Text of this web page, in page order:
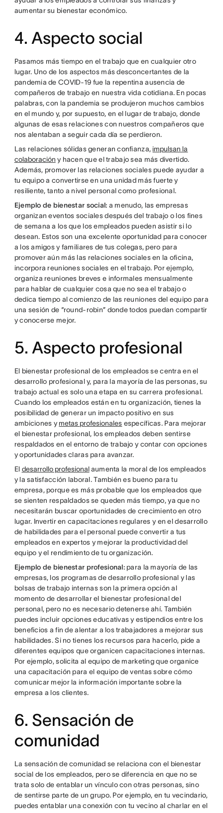
aumentar su bienestar económico.
4. Aspecto social
Pasamos más tiempo en el trabajo que en cualquier otro
lugar. Uno de los aspectos más desconcertantes de la
pandemia de COVID-19 fue la repentina ausencia de
compañeros de trabajo en nuestra vida cotidiana. En pocas
palabras, con la pandemia se produjeron muchos cambios
en el mundo y, por supuesto, en el lugar de trabajo, donde
algunas de esas relaciones con nuestros compañeros que
nos alentaban a seguir cada día se perdieron.
Las relaciones sólidas generan confianza, impulsan la
colaboración y hacen que el trabajo sea más divertido.
Además, promover las relaciones sociales puede ayudar a
tu equipo a convertirse en una unidad más fuerte y
resiliente, tanto a nivel personal como profesional.
Ejemplo de bienestar social: a menudo, las empresas
organizan eventos sociales después del trabajo o los fines
de semana a los que los empleados pueden asistir si lo
desean. Estos son una excelente oportunidad para conocer
a los amigos y familiares de tus colegas, pero para
promover aún más las relaciones sociales en la oficina,
incorpora reuniones sociales en el trabajo. Por ejemplo,
organiza reuniones breves e informales mensualmente
para hablar de cualquier cosa que no sea el trabajo o
dedica tiempo al comienzo de las reuniones del equipo para
una sesión de “round-robin” donde todos puedan compartir
y conocerse mejor.
5. Aspecto profesional
El bienestar profesional de los empleados se centra en el
desarrollo profesional y, para la mayoría de las personas, su
trabajo actual es solo una etapa en su carrera profesional.
Cuando los empleados están en tu organización, tienes la
posibilidad de generar un impacto positivo en sus
ambiciones y metas profesionales específicas. Para mejorar
el bienestar profesional, los empleados deben sentirse
respaldados en el entorno de trabajo y contar con opciones
y oportunidades claras para avanzar.
El desarrollo profesionalaumenta la moral de los empleados
y la satisfacción laboral. También es bueno para tu
empresa, porque es más probable que los empleados que
se sienten respaldados se queden más tiempo, ya que no
necesitarán buscar oportunidades de crecimiento en otro
lugar. Invertir en capacitaciones regulares y en el desarrollo
de habilidades para el personal puede convertir a tus
empleados en expertos y mejorar la productividad del
equipo y el rendimiento de tu organización.
Ejemplo de bienestar profesional: para la mayoría de las
empresas, los programas de desarrollo profesional y las
bolsas de trabajo internas son la primera opción al
momento de desarrollar el bienestar profesional del
personal, pero no es necesario detenerse ahí. También
puedes incluir opciones educativas y estipendios entre los
beneficios a fin de alentar a los trabajadores a mejorar sus
habilidades. Si no tienes los recursos para hacerlo, pide a
diferentes equipos que organicen capacitaciones internas.
Por ejemplo, solicita al equipo de marketing que organice
una capacitación para el equipo de ventas sobre cómo
comunicar mejor la información importante sobre la
empresa a los clientes.
6. Sensación de
comunidad
La sensación de comunidad se relaciona con el bienestar
social de los empleados, pero se diferencia en que no se
trata solo de entablar un vínculo con otras personas, sino
de sentirse parte de un grupo. Por ejemplo, en tu vecindario,
puedes entablar una conexión con tu vecino al charlar en el